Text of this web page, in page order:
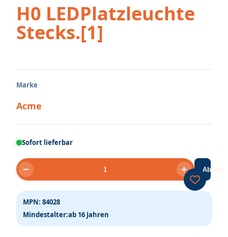
H0 LEDPlatzleuchte
Stecks.[1]
Marke
Acme
Sofort lieferbar
H0
LEDPlatzleuchte
Stecks.
[1]
Menge
− + Abfahrt
MPN: 84028
Mindestalter:ab 16 Jahren